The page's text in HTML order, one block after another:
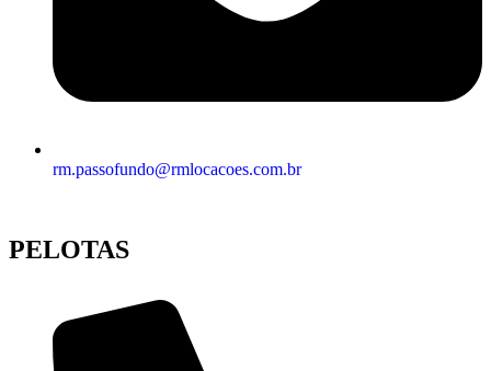
rm.passofundo@rmlocacoes.com.br
PELOTAS